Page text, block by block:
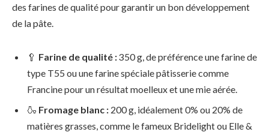
des farines de qualité pour garantir un bon développement
de la pâte.
🥄 Farine de qualité :350 g, de préférence une farine de
type T55 ou une farine spéciale pâtisserie comme
Francine pour un résultat moelleux et une mie aérée.
🍶 Fromage blanc : 200 g, idéalement 0% ou 20% de
matières grasses, comme le fameux Bridelight ou Elle &